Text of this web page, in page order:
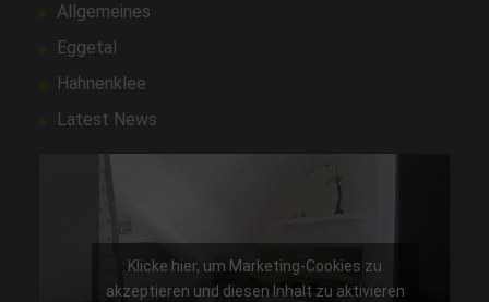
Allgemeines
Eggetal
Hahnenklee
Latest News
Klicke hier, um Marketing-Cookies zu
akzeptieren und diesen Inhalt zu aktivieren